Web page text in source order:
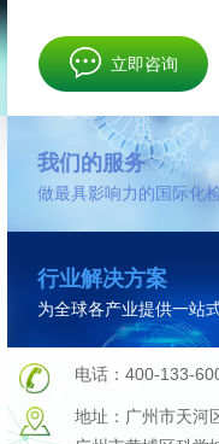
危废
更多
更多
在线咨询
地检测
产品检测
化妆品检测
水资源检测
毒理检测
立即咨询
我们的服务
做最具影响力的国际化
行业解决方案
为全球各产业提供一站
电话：400-133-
地址：广州市天河